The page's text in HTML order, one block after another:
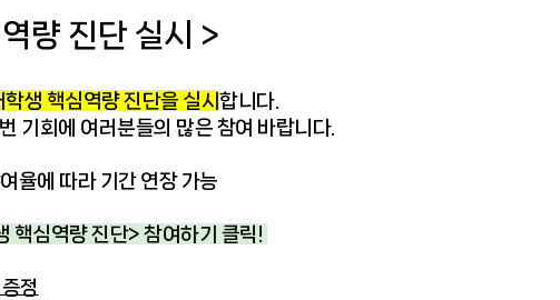
량 진단 실시 >
생 핵심역량 진단을 실시합니다.
기회에 여러분들의 많은 참여 바랍니다.
율에 따라 기간 연장 가능
핵심역량 진단> 참여하기 클릭!
정